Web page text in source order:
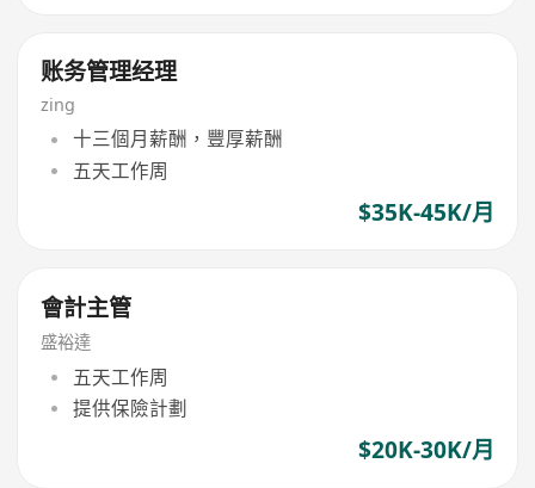
账务管理经理
zing
十三個月薪酬，豐厚薪酬
五天工作周
$35K-45K/月
會計主管
盛裕達
五天工作周
提供保險計劃
$20K-30K/月